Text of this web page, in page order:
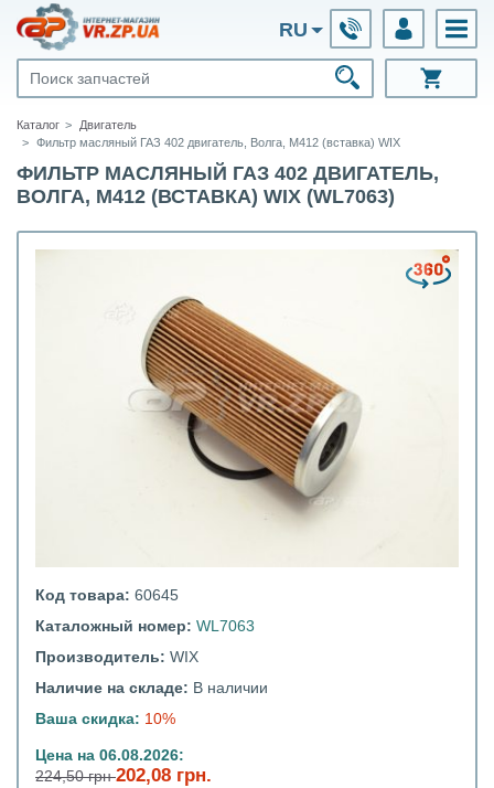
RU
Каталог
Двигатель
Фильтр масляный ГАЗ 402 двигатель, Волга, М412 (вставка) WIX
ФИЛЬТР МАСЛЯНЫЙ ГАЗ 402 ДВИГАТЕЛЬ,
ВОЛГА, М412 (ВСТАВКА) WIX (WL7063)
Код товара: 60645
Каталожный номер: WL7063
Производитель: WIX
Наличие на складе: В наличии
Ваша скидка: 10%
Цена на 06.08.2026:
224,50 грн202,08 грн.